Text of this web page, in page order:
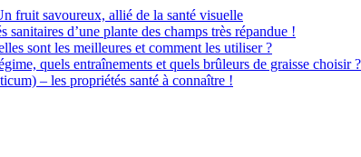
fruit savoureux, allié de la santé visuelle
d’une plante des champs très répandue !
sont les meilleures et comment les utiliser ?
quels entraînements et quels brûleurs de graisse
– les propriétés santé à connaître !